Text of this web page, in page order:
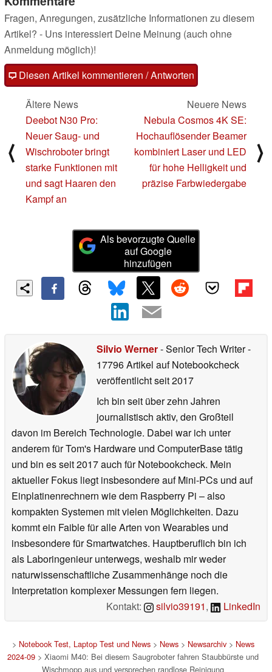
Fragen, Anregungen, zusätzliche Informationen zu diesem
Artikel? - Uns interessiert Deine Meinung (auch ohne
Anmeldung möglich)!
Diesen Artikel kommentieren / Antworten
⟨
Ältere News
Deebot N30 Pro:
Neuer Saug- und
Wischroboter bringt
starke Funktionen mit
und sagt Haaren den
Kampf an
Neuere News
Nebula Cosmos 4K SE:
Hochauflösender Beamer
kombiniert Laser und LED
für hohe Helligkeit und
präzise Farbwiedergabe
⟩
Als bevorzugte Quelle
auf Google
hinzufügen
Silvio Werner- Senior Tech Writer-
17796 Artikel auf Notebookcheck
veröffentlichtseit 2017
Ich bin seit über zehn Jahren
journalistisch aktiv, den Großteil
davon im Bereich Technologie. Dabei war ich unter
anderem für Tom's Hardware und ComputerBase tätig
und bin es seit 2017 auch für Notebookcheck. Mein
aktueller Fokus liegt insbesondere auf Mini-PCs und auf
Einplatinenrechnern wie dem Raspberry Pi – also
kompakten Systemen mit vielen Möglichkeiten. Dazu
kommt ein Faible für alle Arten von Wearables und
insbesondere für Smartwatches. Hauptberuflich bin ich
als Laboringenieur unterwegs, weshalb mir weder
naturwissenschaftliche Zusammenhänge noch die
Interpretation komplexer Messungen fern liegen.
Kontakt:
silvio39191, LinkedIn
> Notebook Test, Laptop Test und News> News> Newsarchiv> News
2024-09 > Xiaomi M40: Bei diesem Saugroboter fahren Staubbürste und
Wischmopp aus und versprechen randlose Reinigung